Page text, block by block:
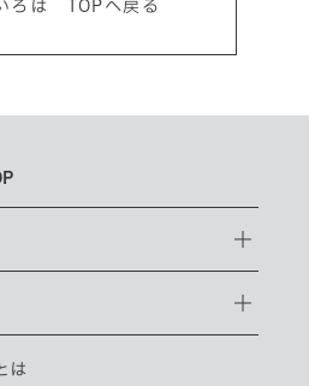
ろは TOPへ戻る
は